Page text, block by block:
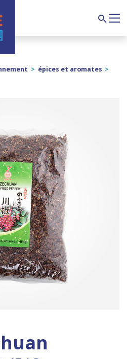
> épices et aromates >